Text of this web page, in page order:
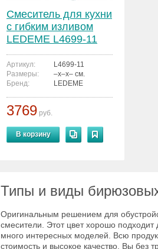
Смеситель для кухни
с гибким изливом
LEDEME L4699-11
Артикул:
L4699-11
Размеры:
–x–x– см.
Бренд:
LEDEME
3769 руб.
В корзину
Типы и виды
Оригинальным решением для
смесители. Этот цвет хорошо
много интересных моделей. Всю
стоимость и высокое качество. Вы без